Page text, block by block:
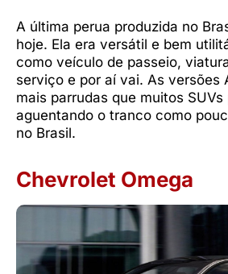
A última perua produzida no
hoje. Ela era versátil e bem
como veículo de passeio,
serviço e por aí vai. As versões
mais parrudas que muitos SUVs
aguentando o tranco como
no Brasil.
Chevrolet Omega